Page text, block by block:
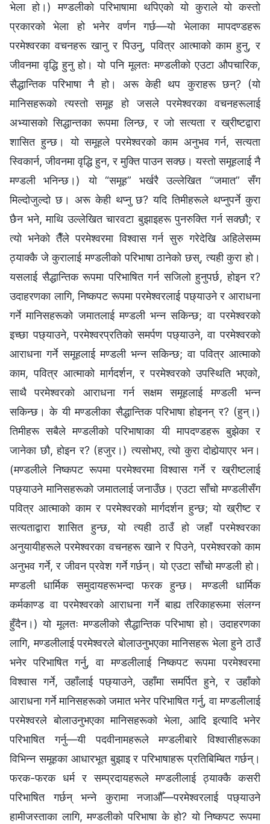
भेला हो।) मण्डलीको परिभाषामा थपिएको यो कुराले यो कस्तो
प्रकारको भेला हो भनेर वर्णन गर्छ—यो भेलाका मापदण्डहरू
परमेश्‍वरका वचनहरू खानु र पिउनु, पवित्र आत्माको काम हुनु, र
जीवनमा वृद्धि हुनु हो। यो पनि मूलतः मण्डलीको एउटा औपचारिक,
सैद्धान्तिक परिभाषा नै हो। अरू केही थप कुराहरू छन्? (यो
मानिसहरूको त्यस्तो समूह हो जसले परमेश्‍वरका वचनहरूलाई
अभ्यासको सिद्धान्तका रूपमा लिन्छ, र जो सत्यता र ख्रीष्टद्वारा
शासित हुन्छ। यो समूहले परमेश्‍वरको काम अनुभव गर्न, सत्यता
स्विकार्न, जीवनमा वृद्धि हुन, र मुक्ति पाउन सक्छ। यस्तो समूहलाई नै
मण्डली भनिन्छ।) यो “समूह” भर्खरै उल्लेखित “जमात” सँग
मिल्दोजुल्दो छ। अरू केही थप्नु छ? यदि तिमीहरूले थप्नुपर्ने कुरा
छैन भने, माथि उल्लेखित चारवटा बुझाइहरू पुनरुक्ति गर्न सक्छौ; र
त्यो भनेको तैँले परमेश्‍वरमा विश्‍वास गर्न सुरु गरेदेखि अहिलेसम्म
ठ्याक्कै जे कुरालाई मण्डलीको परिभाषा ठानेको छस्, त्यही कुरा हो।
यसलाई सैद्धान्तिक रूपमा परिभाषित गर्न सजिलो हुनुपर्छ, होइन र?
उदाहरणका लागि, निष्कपट रूपमा परमेश्‍वरलाई पछ्याउने र आराधना
गर्ने मानिसहरूको जमातलाई मण्डली भन्न सकिन्छ; वा परमेश्‍वरको
इच्छा पछ्याउने, परमेश्‍वरप्रतिको समर्पण पछ्याउने, वा परमेश्‍वरको
आराधना गर्ने समूहलाई मण्डली भन्न सकिन्छ; वा पवित्र आत्माको
काम, पवित्र आत्माको मार्गदर्शन, र परमेश्‍वरको उपस्थिति भएको,
साथै परमेश्‍वरको आराधना गर्न सक्षम समूहलाई मण्डली भन्न
सकिन्छ। के यी मण्डलीका सैद्धान्तिक परिभाषा होइनन् र? (हुन्।)
तिमीहरू सबैले मण्डलीको परिभाषाका यी मापदण्डहरू बुझेका र
जानेका छौ, होइन र? (हजुर।) त्यसोभए, त्यो कुरा दोहोर्‍याएर भन।
(मण्डलीले निष्कपट रूपमा परमेश्‍वरमा विश्‍वास गर्ने र ख्रीष्टलाई
पछ्याउने मानिसहरूको जमातलाई जनाउँछ। एउटा साँचो मण्डलीसँग
पवित्र आत्माको काम र परमेश्‍वरको मार्गदर्शन हुन्छ; यो ख्रीष्ट र
सत्यताद्वारा शासित हुन्छ, यो त्यही ठाउँ हो जहाँ परमेश्‍वरका
अनुयायीहरूले परमेश्‍वरका वचनहरू खाने र पिउने, परमेश्‍वरको काम
अनुभव गर्ने, र जीवन प्रवेश गर्ने गर्छन्। यो एउटा साँचो मण्डली हो।
मण्डली धार्मिक समुदायहरूभन्दा फरक हुन्छ। मण्डली धार्मिक
कर्मकाण्ड वा परमेश्‍वरको आराधना गर्ने बाह्य तरिकाहरूमा संलग्न
हुँदैन।) यो मूलतः मण्डलीको सैद्धान्तिक परिभाषा हो। उदाहरणका
लागि, मण्डलीलाई परमेश्‍वरले बोलाउनुभएका मानिसहरू भेला हुने ठाउँ
भनेर परिभाषित गर्नु, वा मण्डलीलाई निष्कपट रूपमा परमेश्‍वरमा
विश्‍वास गर्ने, उहाँलाई पछ्याउने, उहाँमा समर्पित हुने, र उहाँको
आराधना गर्ने मानिसहरूको जमात भनेर परिभाषित गर्नु, वा मण्डलीलाई
परमेश्‍वरले बोलाउनुभएका मानिसहरूको भेला, आदि इत्यादि भनेर
परिभाषित गर्नु—यी पदवीनामहरूले मण्डलीबारे विश्‍वासीहरूका
विभिन्न समूहका आधारभूत बुझाइ र परिभाषाहरू प्रतिबिम्बित गर्छन्।
फरक-फरक धर्म र सम्प्रदायहरूले मण्डलीलाई ठ्याक्कै कसरी
परिभाषित गर्छन् भन्ने कुरामा नजाऔँ—परमेश्‍वरलाई पछ्याउने
हामीजस्ताका लागि, मण्डलीको परिभाषा के हो? यो निष्कपट रूपमा